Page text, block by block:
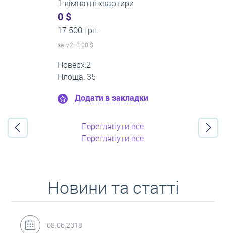
3-кімнатні квартири
500 $
0 грн.
за м2: 8.33 $
Поверх:3
Площа: 60
Додати в закладки
Переглянути все
Переглянути все
Новини та статті
31.05.2018